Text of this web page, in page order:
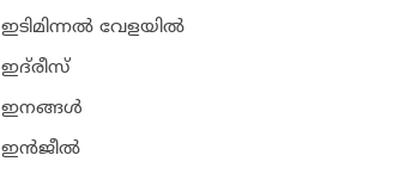
ഇടിമിന്നല്‍ വേളയില്‍
ഇദ്‌രീസ്‌
ഇനങ്ങള്‍
ഇന്‍ജീല്‍